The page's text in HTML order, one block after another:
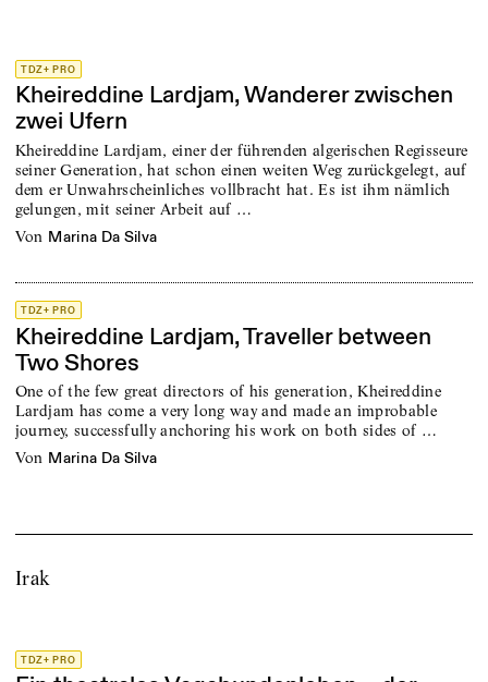
TDZ+ PRO
Kheireddine Lardjam, Wanderer zwischen
zwei Ufern
Kheireddine Lardjam, einer der führenden algerischen Regisseure
seiner Generation, hat schon einen weiten Weg zurückgelegt, auf
dem er Unwahrscheinliches vollbracht hat. Es ist ihm nämlich
gelungen, mit seiner Arbeit auf …
von Marina Da Silva
TDZ+ PRO
Kheireddine Lardjam, Traveller between
Two Shores
One of the few great directors of his generation, Kheireddine
Lardjam has come a very long way and made an improbable
journey, successfully anchoring his work on both sides of …
von Marina Da Silva
Irak
TDZ+ PRO